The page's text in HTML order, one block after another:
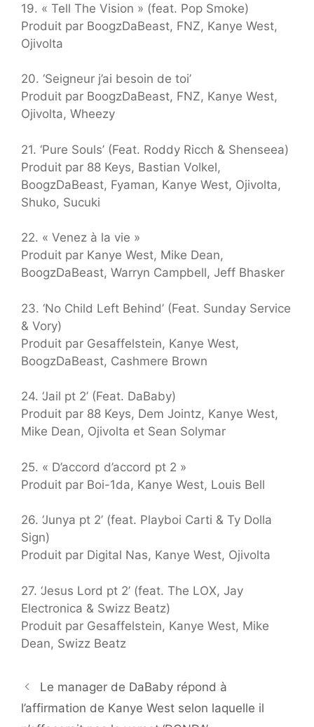
19. « Tell The Vision » (feat. Pop Smoke)
Produit par BoogzDaBeast, FNZ, Kanye West,
Ojivolta
20. ‘Seigneur j’ai besoin de toi’
Produit par BoogzDaBeast, FNZ, Kanye West,
Ojivolta, Wheezy
21. ‘Pure Souls’ (Feat. Roddy Ricch & Shenseea)
Produit par 88 Keys, Bastian Volkel,
BoogzDaBeast, Fyaman, Kanye West, Ojivolta,
Shuko, Sucuki
22. « Venez à la vie »
Produit par Kanye West, Mike Dean,
BoogzDaBeast, Warryn Campbell, Jeff Bhasker
23. ‘No Child Left Behind’ (Feat. Sunday Service
& Vory)
Produit par Gesaffelstein, Kanye West,
BoogzDaBeast, Cashmere Brown
24. ‘Jail pt 2’ (Feat. DaBaby)
Produit par 88 Keys, Dem Jointz, Kanye West,
Mike Dean, Ojivolta et Sean Solymar
25. « D’accord d’accord pt 2 »
Produit par Boi-1da, Kanye West, Louis Bell
26. ‘Junya pt 2’ (feat. Playboi Carti & Ty Dolla
Sign)
Produit par Digital Nas, Kanye West, Ojivolta
27. ‘Jesus Lord pt 2’ (feat. The LOX, Jay
Electronica & Swizz Beatz)
Produit par Gesaffelstein, Kanye West, Mike
Dean, Swizz Beatz
Le manager de DaBaby répond à
l’affirmation de Kanye West selon laquelle il